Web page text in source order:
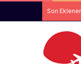
Son